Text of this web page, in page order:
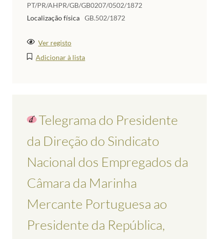
PT/PR/AHPR/GB/GB0207/0502/1872
Localização física GB.502/1872
Ver registo
Adicionar à lista
Telegrama do Presidente
da Direção do Sindicato
Nacional dos Empregados da
Câmara da Marinha
Mercante Portuguesa ao
Presidente da República,